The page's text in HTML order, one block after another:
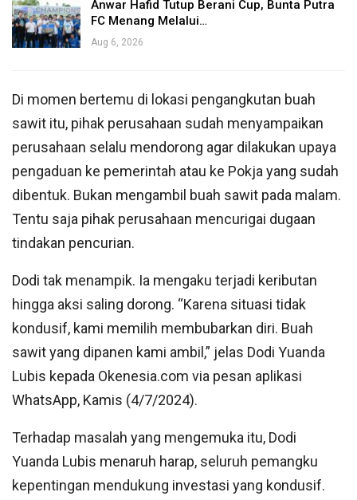
Anwar Hafid Tutup Berani Cup, Bunta Putra
FC Menang Melalui…
Aug 6, 2026
Di momen bertemu di lokasi pengangkutan buah
sawit itu, pihak perusahaan sudah menyampaikan
perusahaan selalu mendorong agar dilakukan upaya
pengaduan ke pemerintah atau ke Pokja yang sudah
dibentuk. Bukan mengambil buah sawit pada malam.
Tentu saja pihak perusahaan mencurigai dugaan
tindakan pencurian.
Dodi tak menampik. Ia mengaku terjadi keributan
hingga aksi saling dorong. “Karena situasi tidak
kondusif, kami memilih membubarkan diri. Buah
sawit yang dipanen kami ambil,” jelas Dodi Yuanda
Lubis kepada Okenesia.com via pesan aplikasi
WhatsApp, Kamis (4/7/2024).
Terhadap masalah yang mengemuka itu, Dodi
Yuanda Lubis menaruh harap, seluruh pemangku
kepentingan mendukung investasi yang kondusif.